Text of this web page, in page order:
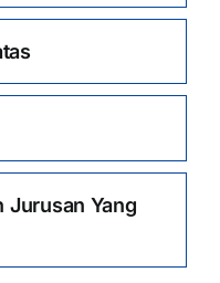
Jurusan Yang